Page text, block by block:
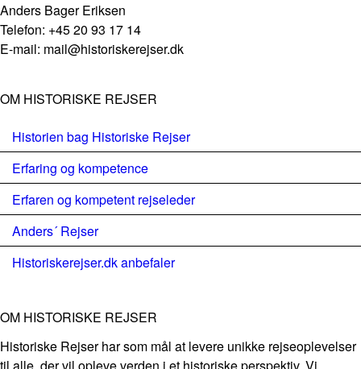
Anders Bager Eriksen
Telefon: +45 20 93 17 14
E-mail: mail@historiskerejser.dk
OM HISTORISKE REJSER
Historien bag Historiske Rejser
Erfaring og kompetence
Erfaren og kompetent rejseleder
Anders´ Rejser
Historiskerejser.dk anbefaler
OM HISTORISKE REJSER
Historiske Rejser har som mål at levere unikke rejseoplevelser